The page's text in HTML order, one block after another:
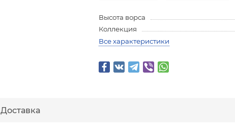
Высота ворса
Коллекция
Все характеристики
Доставка